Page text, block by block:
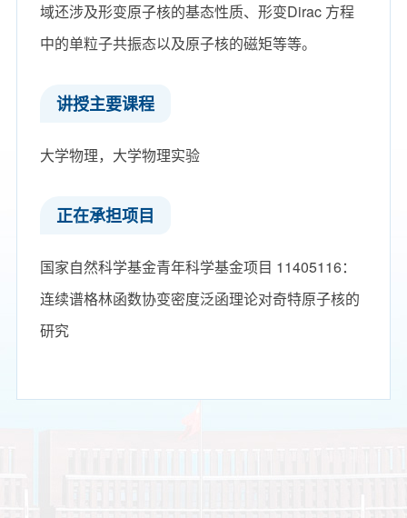
域还涉及形变原子核的基态性质、形变Dirac 方程
中的单粒子共振态以及原子核的磁矩等等。
​讲授主要课程
大学物理，大学物理实验
正在承担项目
国家自然科学基金青年科学基金项目 11405116：
连续谱格林函数协变密度泛函理论对奇特原子核的
研究